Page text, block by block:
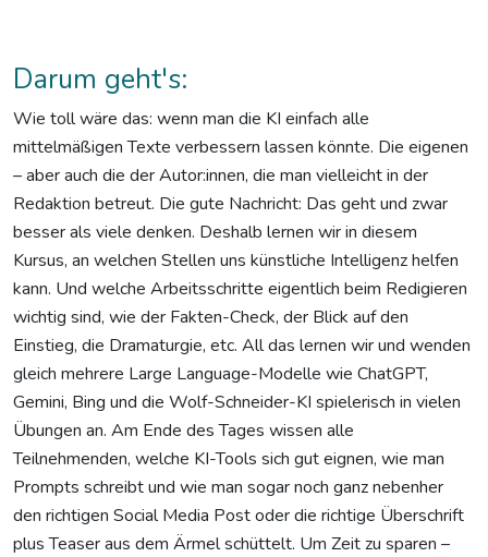
Darum geht's:
Wie toll wäre das: wenn man die KI einfach alle
mittelmäßigen Texte verbessern lassen könnte. Die eigenen
– aber auch die der Autor:innen, die man vielleicht in der
Redaktion betreut. Die gute Nachricht: Das geht und zwar
besser als viele denken. Deshalb lernen wir in diesem
Kursus, an welchen Stellen uns künstliche Intelligenz helfen
kann. Und welche Arbeitsschritte eigentlich beim Redigieren
wichtig sind, wie der Fakten-Check, der Blick auf den
Einstieg, die Dramaturgie, etc. All das lernen wir und wenden
gleich mehrere Large Language-Modelle wie ChatGPT,
Gemini, Bing und die Wolf-Schneider-KI spielerisch in vielen
Übungen an. Am Ende des Tages wissen alle
Teilnehmenden, welche KI-Tools sich gut eignen, wie man
Prompts schreibt und wie man sogar noch ganz nebenher
den richtigen Social Media Post oder die richtige Überschrift
plus Teaser aus dem Ärmel schüttelt. Um Zeit zu sparen –